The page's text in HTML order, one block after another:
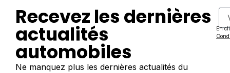
Recevez les dernières
actualités
automobiles
Ne manquez plus les dernières actualités du
En